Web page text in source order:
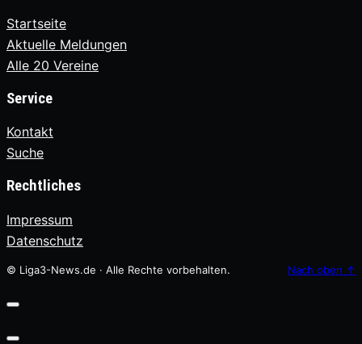
Startseite
Aktuelle Meldungen
Alle 20 Vereine
Service
Kontakt
Suche
Rechtliches
Impressum
Datenschutz
© Liga3-News.de · Alle Rechte vorbehalten. Nach oben ↑